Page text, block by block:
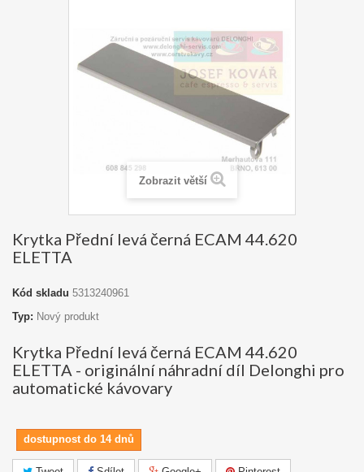
Zobrazit větší
Krytka Přední levá černá ECAM 44.620
ELETTA
Kód skladu 5313240961
Typ: Nový produkt
Krytka Přední levá černá ECAM 44.620
ELETTA - originální náhradní díl Delonghi pro
automatické kávovary
dostupnost do 14 dnů